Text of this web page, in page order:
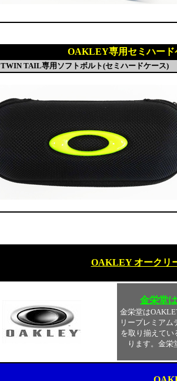
OAKLEY専用セミハード
TWIN TAIL専用ソフトボルト(セミハードケース)
OAKLEY オークリ
金栄堂
金栄堂は
リープレミア
を取り揃えてい
ります。金栄